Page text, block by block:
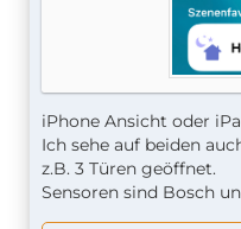
iPhone Ansicht oder
Ich sehe auf beiden
z.B. 3 Türen geöffnet.
Sensoren sind Bosch